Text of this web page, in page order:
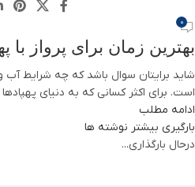
0
بهترین زمان برای پرواز با
شاید برایتان سوال باشد که چه شرایط آب
است. برای اکثر کسانی که به دنیای
ادامه مطلب
بارگیری بیشتر نوشته ها
درحال بارگذاری...